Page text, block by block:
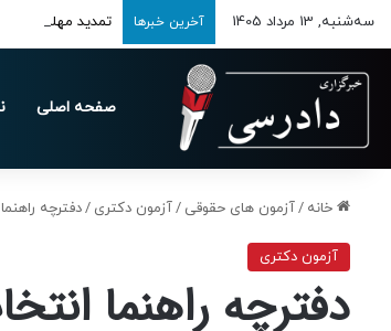
سه‌شنبه, 13 مرداد 1405 آخرین خبرها تمدید مهلت ارسال
صفحه اصلی
خانه /آزمون های حقوقی /آزمون دکتری /دفترچه
آزمون دکتری
دفترچه راهنما